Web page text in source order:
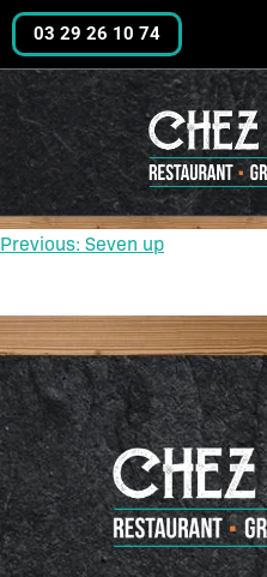
03 29 26 10 74
Previous: Seven up